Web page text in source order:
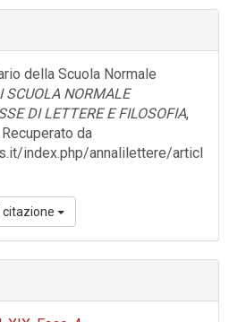
della Scuola Normale
SCUOLA NORMALE
DI LETTERE E FILOSOFIA,
da
index.php/annalilettere/articl